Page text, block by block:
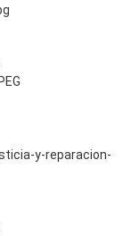
y-reparacion-